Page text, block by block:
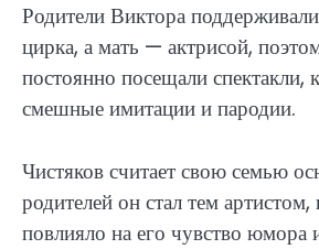
Родители Виктора
цирка, а мать — актрисой,
постоянно посещали
смешные имитации и пародии.
Чистяков считает свою семью
родителей он стал тем
повлияло на его чувство